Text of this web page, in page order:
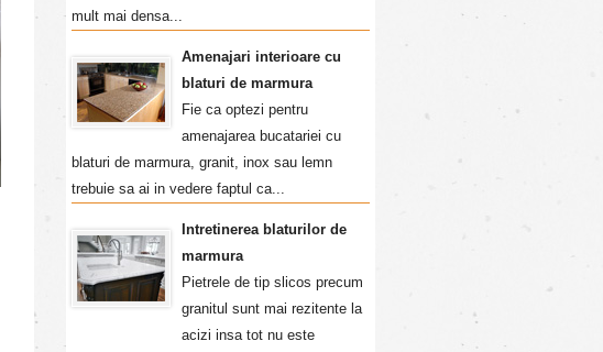
mult mai densa...
Amenajari interioare cu
blaturi de marmura
Fie ca optezi pentru
amenajarea bucatariei cu
blaturi de marmura, granit, inox sau lemn
trebuie sa ai in vedere faptul ca...
Intretinerea blaturilor de
marmura
Pietrele de tip slicos precum
granitul sunt mai rezitente la
acizi insa tot nu este